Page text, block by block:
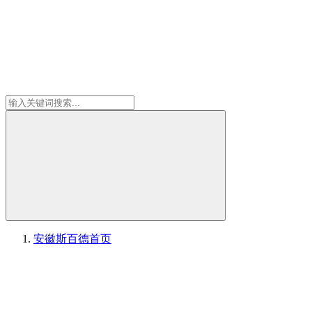
安徽斯百德首页